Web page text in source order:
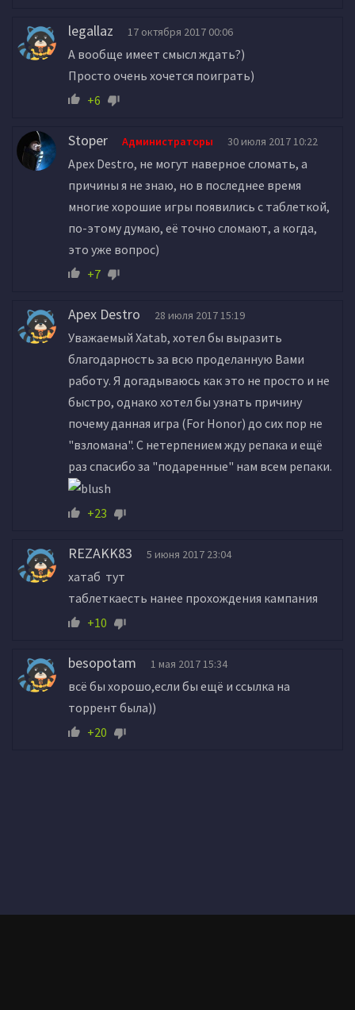
legallaz 17 октября 2017 00:06
А вообще имеет смысл ждать?)
Просто очень хочется поиграть)
+6
Stoper Администраторы 30 июля 2017 10:22
Apex Destro, не могут наверное сломать, а
причины я не знаю, но в последнее время
многие хорошие игры появились с таблеткой,
по-этому думаю, её точно сломают, а когда,
это уже вопрос)
+7
Apex Destro 28 июля 2017 15:19
Уважаемый Xatab, хотел бы выразить
благодарность за всю проделанную Вами
работу. Я догадываюсь как это не просто и не
быстро, однако хотел бы узнать причину
почему данная игра (For Honor) до сих пор не
"взломана". С нетерпением жду репака и ещё
раз спасибо за "подаренные" нам всем репаки.
+23
REZAKK83 5 июня 2017 23:04
хатаб тут
таблеткаесть нанее прохождения кампания
+10
besopotam 1 мая 2017 15:34
всё бы хорошо,если бы ещё и ссылка на
торрент была))
+20